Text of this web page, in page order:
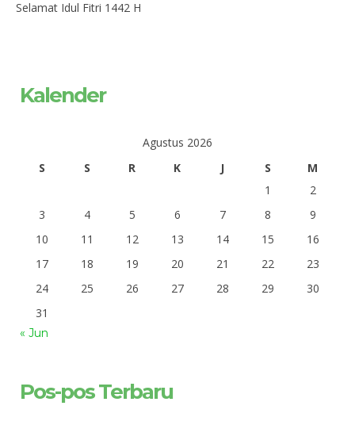
Selamat Idul Fitri 1442 H
Kalender
Agustus 2026
S
S R K J S
M
1
2
3
4 5 6 7 8
9
10
11 12 13 14 15
16
17
18 19 20 21 22
23
24
25 26 27 28 29
30
31
« Jun
Pos-pos Terbaru